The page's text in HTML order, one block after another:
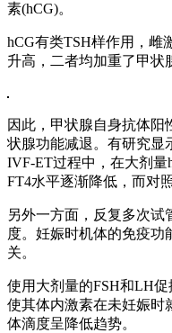
素(hCG)。
hCG有类TSH样作用，雌
升高，二者均加重了甲状
因此，甲状腺自身抗体阳
状腺功能减退。有研究显
IVF-ET过程中，在大剂量
FT4水平逐渐降低，而对
另外一方面，反复多次试
度。妊娠时机体的免疫功
关。
使用大剂量的FSH和LH
使其体内激素在未妊娠时
体滴度呈降低趋势。